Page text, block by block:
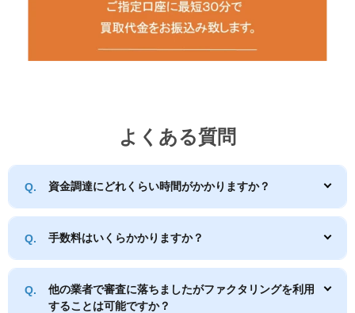
よくある質問
資金調達にどれくらい時間がかかりますか？
手数料はいくらかかりますか？
他の業者で審査に落ちましたがファクタリングを利用
することは可能ですか？